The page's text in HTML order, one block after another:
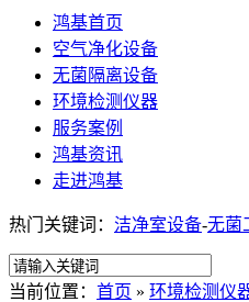
鸿基首页
空气净化设备
无菌隔离设备
环境检测仪器
服务案例
鸿基资讯
走进鸿基
热门关键词： 洁净室设备-无菌
当前位置： 首页 » 环境检测仪